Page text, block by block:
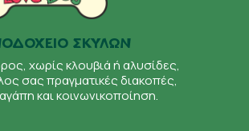
ΣΚΥΛΩΝ
χωρίς κλουβιά ή αλυσίδες,
σας πραγματικές διακοπές,
και κοινωνικοποίηση.